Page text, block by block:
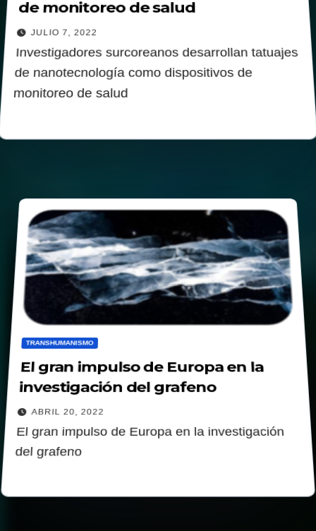
de monitoreo de salud
JULIO 7, 2022
Investigadores surcoreanos desarrollan tatuajes
de nanotecnología como dispositivos de
monitoreo de salud
TRANSHUMANISMO
El gran impulso de Europa en la
investigación del grafeno
ABRIL 20, 2022
El gran impulso de Europa en la investigación
del grafeno